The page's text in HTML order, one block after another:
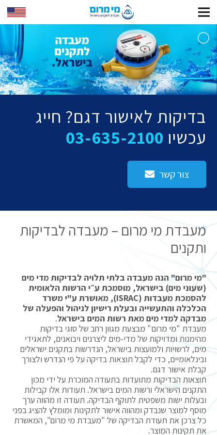
בדיקות לאישור דגם? חייג
עכשיו 03-635-2100
צור קשר
מעבדת מי מרום – מעבדה לבדיקות
ותקנים
"מי מרום" הנה מעבדה בלתי תלויה לבדיקות מדי מים
(שעוני מים) בישראל, מוסמכת ע״י הרשות הלאומית
להסמכת מעבדות (ISRAC), מאושרת ע"י משרד
הכלכלה והתעשייה ובעלת רישיון לניהול והפעלה של
מבדקה למדי מים מאת רשות המים בישראל.
מעבדת "מי מרום" מבצעת מגוון רחב של סוגי בדיקות
מהימנות ומדויקות של מדי-מים ליצרנים ויבואנים, לתאגידי
מים, לרשויות ולמועצות בישראל, הנדרשות בתקנים ישראלים
ובינלאומיים, כדי לקבל תוצאות בדיקה על פי הנדרש ולצורך
קבלת אישור דגם.
תוצאות הבדיקות מתועדות בתעודה המוכרת על ידי מכון
התקנים הישראלי ורשות המים בישראל. תעודות אלו קבילות
ובעלות ישות משפטית לתוקף הבדיקה. תעודה זו מהווה ערך
מוסף למוצר שנבדק ומהווה אישור לתקינות ומומלץ להציג בפני
כל צרכן את תעודת הבדיקה של "מעבדת מי מרום", המאשרת
את תקינות המוצר.